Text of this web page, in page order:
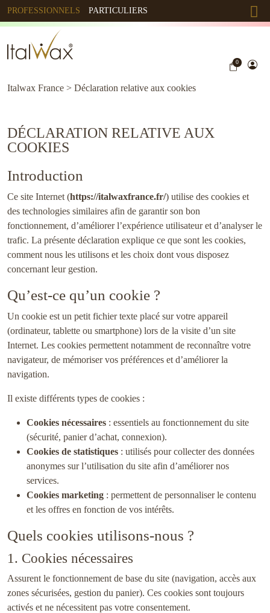
PROFESSIONNELS PARTICULIERS
0
Italwax France > Déclaration relative aux cookies
DÉCLARATION RELATIVE AUX
COOKIES
Introduction
Ce site Internet (https://italwaxfrance.fr/) utilise des cookies et
des technologies similaires afin de garantir son bon
fonctionnement, d’améliorer l’expérience utilisateur et d’analyser le
trafic. La présente déclaration explique ce que sont les cookies,
comment nous les utilisons et les choix dont vous disposez
concernant leur gestion.
Qu’est-ce qu’un cookie ?
Un cookie est un petit fichier texte placé sur votre appareil
(ordinateur, tablette ou smartphone) lors de la visite d’un site
Internet. Les cookies permettent notamment de reconnaître votre
navigateur, de mémoriser vos préférences et d’améliorer la
navigation.
Il existe différents types de cookies :
Cookies nécessaires : essentiels au fonctionnement du site
(sécurité, panier d’achat, connexion).
Cookies de statistiques : utilisés pour collecter des données
anonymes sur l’utilisation du site afin d’améliorer nos
services.
Cookies marketing : permettent de personnaliser le contenu
et les offres en fonction de vos intérêts.
Quels cookies utilisons-nous ?
1. Cookies nécessaires
Assurent le fonctionnement de base du site (navigation, accès aux
zones sécurisées, gestion du panier). Ces cookies sont toujours
activés et ne nécessitent pas votre consentement.